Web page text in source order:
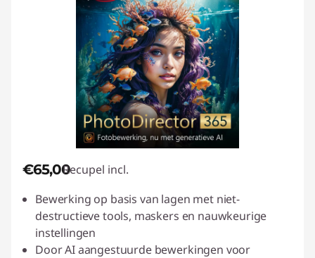
€65,00Recupel incl.
Bewerking op basis van lagen met niet-
destructieve tools, maskers en nauwkeurige
instellingen
Door AI aangestuurde bewerkingen voor